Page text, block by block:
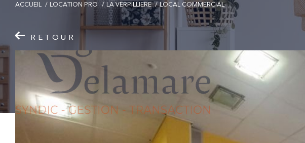
ACCUEIL LOCATION PRO LA VERPILLIERE LOCAL COMMERCIAL
RETOUR